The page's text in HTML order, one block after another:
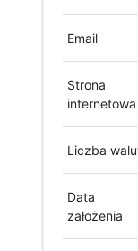
Email
Strona
internetowa
Liczba
Data
założenia